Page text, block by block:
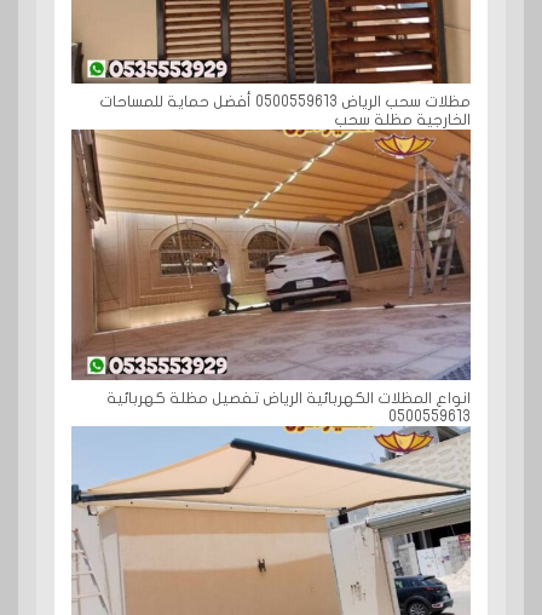
مظلات سحب الرياض 0500559613 أفضل حماية للمساحات
الخارجية مظلة سحب
انواع المظلات الكهربائية الرياض تفصيل مظلة كهربائية
0500559613